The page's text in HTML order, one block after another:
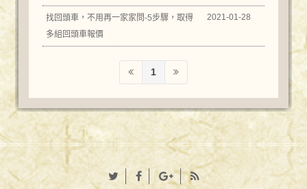
找回頭車，不用再一家家問-5步驟，取得
多組回頭車報價
2021-01-28
1